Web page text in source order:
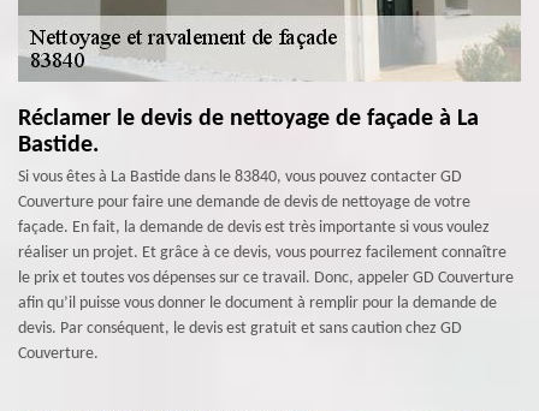
Réclamer le devis de nettoyage de façade à La
Bastide.
Si vous êtes à La Bastide dans le 83840, vous pouvez contacter GD
Couverture pour faire une demande de devis de nettoyage de votre
façade. En fait, la demande de devis est très importante si vous voulez
réaliser un projet. Et grâce à ce devis, vous pourrez facilement connaître
le prix et toutes vos dépenses sur ce travail. Donc, appeler GD Couverture
afin qu’il puisse vous donner le document à remplir pour la demande de
devis. Par conséquent, le devis est gratuit et sans caution chez GD
Couverture.